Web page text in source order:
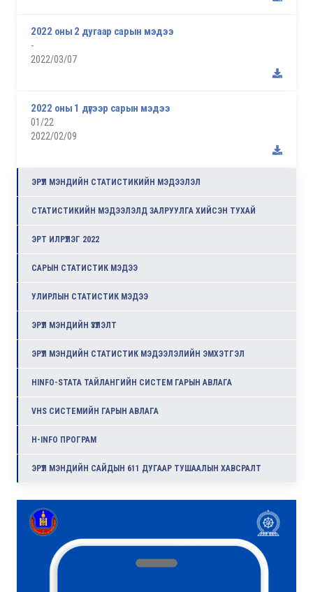
2022 оны 2 дугаар сарын мэдээ
-
2022/03/07
2022 оны 1 дүгээр сарын мэдээ
01/22
2022/02/09
ЭРҮҮЛ МЭНДИЙН СТАТИСТИКИЙН МЭДЭЭЛЭЛ
СТАТИСТИКИЙН МЭДЭЭЛЭЛД ЗАЛРУУЛГА ХИЙСЭН ТУХАЙ
ЭРТ ИЛРҮҮЛЭГ 2022
САРЫН СТАТИСТИК МЭДЭЭ
УЛИРЛЫН СТАТИСТИК МЭДЭЭ
ЭРҮҮЛ МЭНДИЙН ҮЗҮҮЛЭЛТ
ЭРҮҮЛ МЭНДИЙН СТАТИСТИК МЭДЭЭЛЭЛИЙН ЭМХЭТГЭЛ
HINFO-STATA ТАЙЛАНГИЙН СИСТЕМ ГАРЫН АВЛАГА
VHS СИСТЕМИЙН ГАРЫН АВЛАГА
H-INFO ПРОГРАМ
ЭРҮҮЛ МЭНДИЙН САЙДЫН 611 ДУГААР ТУШААЛЫН ХАВСРАЛТ